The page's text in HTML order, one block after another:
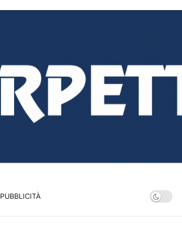
PUBBLICITÀ